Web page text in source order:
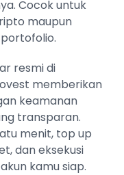
Cocok untuk
maupun
resmi di
memberikan
keamanan
transparan.
menit, top up
dan eksekusi
kamu siap.